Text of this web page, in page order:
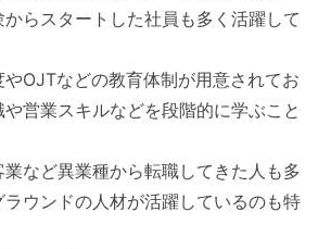
らスタートした社員も多く活躍して
やOJTなどの教育体制が用意されてお
営業スキルなどを段階的に学ぶこと
業など異業種から転職してきた人も多
ラウンドの人材が活躍しているのも特